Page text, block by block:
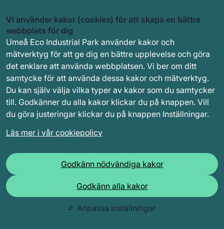
Vi använder kakor (cookies) för att skapa en bättre
webbplats för dig
Umeå Eco Industrial Park använder kakor och
mätverktyg för att ge dig en bättre upplevelse och göra
det enklare att använda webbplatsen. Vi ber om ditt
samtycke för att använda dessa kakor och mätverktyg.
Du kan själv välja vilka typer av kakor som du samtycker
till. Godkänner du alla kakor klickar du på knappen. Vill
du göra justeringar klickar du på knappen Inställningar.
Läs mer i vår cookiepolicy
Godkänn nödvändiga kakor
Godkänn alla kakor
Anpassa inställningar